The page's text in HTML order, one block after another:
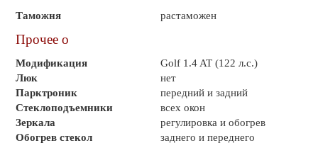
Таможня растаможен
Прочее о
Модификация
Golf 1.4 AT (122 л.с.)
Люк
нет
Парктроник
передний и задний
Стеклоподъемники
всех окон
Зеркала
регулировка и обогрев
Обогрев стекол
заднего и переднего